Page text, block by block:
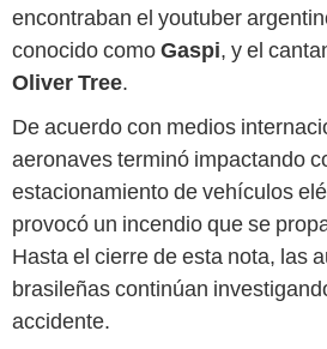
encontraban el youtuber
conocido comoGaspi, y el
Oliver Tree.
De acuerdo con medios
aeronaves terminó impactando
estacionamiento de vehículos
provocó un incendio que se
Hasta el cierre de esta nota, las
brasileñas continúan
accidente.